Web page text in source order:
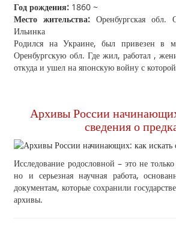
Год рождения: 1860 ~
Место жительства: Оренбургская обл.
Ильинка
Родился на Украине, был привезен в
Оренбургскую обл. Где жил, работал ,
откуда и ушел на японскую войну с
Архивы России
сведения о
Исследование родословной – это не
но и серьезная научная работа,
документам, которые сохранили
архивы.